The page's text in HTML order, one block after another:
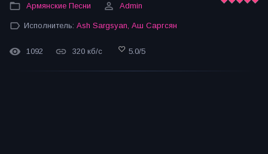
Армянские Песни Admin
Исполнитель: Ash Sargsyan Аш Саргсян
1092 320 кб/с 5.0/5